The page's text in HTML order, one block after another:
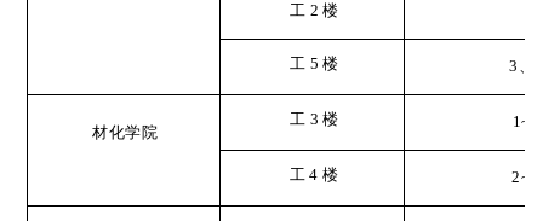
工 2 楼
工 5 楼 3 、
材化学院
工 3 楼 1~5
工 4 楼 2~5